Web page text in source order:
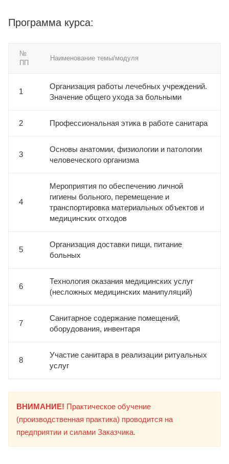
Программа курса:
№
ПП
Наименование темы/модуля
1
Организация работы лечебных учреждений.
Значение общего ухода за больными
2 Профессиональная этика в работе санитара
3
Основы анатомии, физиологии и патологии
человеческого организма
4
Мероприятия по обеспечению личной
гигиены больного, перемещение и
транспортировка материальных объектов и
медицинских отходов
5
Организация доставки пищи, питание
больных
6
Технология оказания медицинских услуг
(несложных медицинских манипуляций)
7
Санитарное содержание помещений,
оборудования, инвентаря
8
Участие санитара в реализации ритуальных
услуг
ВНИМАНИЕ! Практическое обучение
(производственная практика) проводится на
предприятии и силами Заказчика.